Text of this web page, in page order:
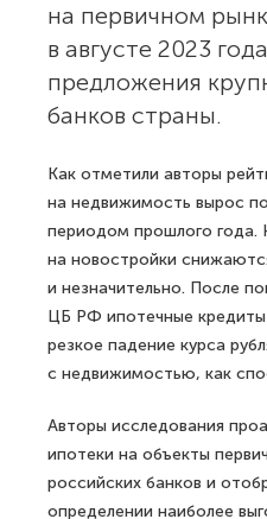
на первичном
в августе 2023
предложения
банков страны.
Как отметили авторы
на недвижимость вырос
периодом прошлого
на новостройки
и незначительно. После
ЦБ РФ ипотечные
резкое падение курса
с недвижимостью, как
Авторы исследования
ипотеки на объекты
российских банков и
определении наиболее